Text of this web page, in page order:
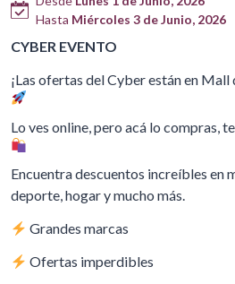
Hasta Miércoles 3 de Junio, 2026
CYBER EVENTO
¡Las ofertas del Cyber están en
Lo ves online, pero acá lo compras,
Encuentra descuentos increíbles en
deporte, hogar y mucho más.
Grandes marcas
Ofertas imperdibles